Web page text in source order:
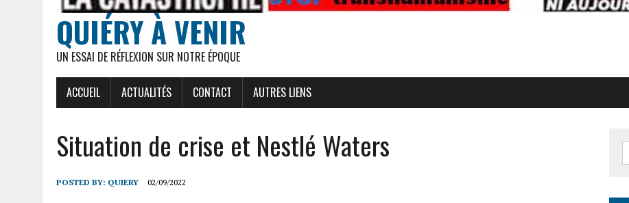
QUIÉRY À VENIR
UN ESSAI DE RÉFLEXION SUR NOTRE ÉPOQUE
ACCUEIL ACTUALITÉS CONTACT AUTRES LIENS
Situation de crise et Nestlé Waters
POSTED BY: QUIERY 02/09/2022